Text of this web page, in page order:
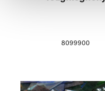
8099900